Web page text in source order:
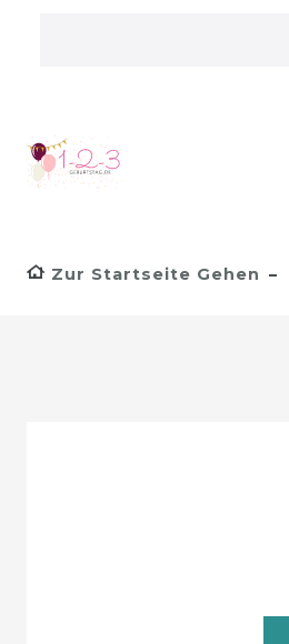
Zur Startseite Gehen